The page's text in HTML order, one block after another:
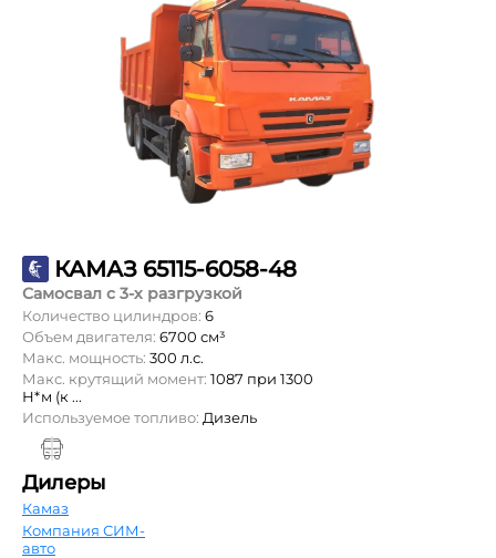
КАМАЗ 65115-6058-48
Самосвал с 3-х разгрузкой
Количество цилиндров: 6
Объем двигателя: 6700 см³
Макс. мощность: 300 л.с.
Макс. крутящий момент: 1087 при 1300
Н*м (к ...
Используемое топливо: Дизель
Дилеры
Камаз
Компания СИМ-
авто